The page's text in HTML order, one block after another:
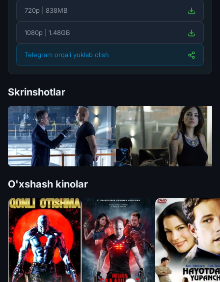
720p | 838MB
1080p | 1.48GB
Telegram orqali yuklab olish
Skrinshotlar
O'xshash kinolar